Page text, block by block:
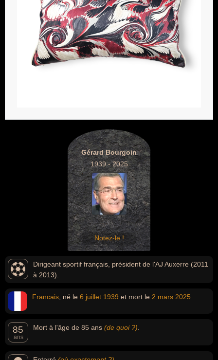
Gérard Bourgoin
1939 - 2025
Notez-le !
Dirigeant sportif français, président de l'AJ Auxerre (2011
à 2013).
Francais , né le 6 juillet 1939 et mort le 2 mars 2025
85
ans
Mort à l'âge de 85 ans (de quoi ?)